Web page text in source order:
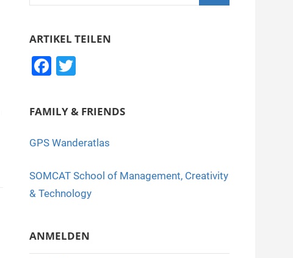
ARTIKEL TEILEN
F
c
b
o
k
T
tt
FAMILY & FRIENDS
GPS Wanderatlas
SOMCAT School of Management, Creativity
& Technology
ANMELDEN